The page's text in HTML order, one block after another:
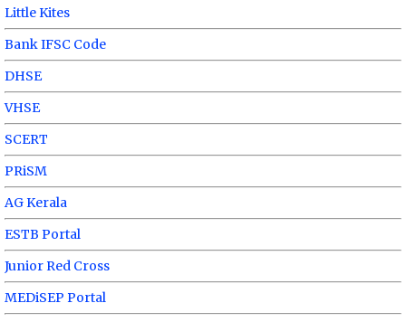
Little Kites
Bank IFSC Code
DHSE
VHSE
SCERT
PRiSM
AG Kerala
ESTB Portal
Junior Red Cross
MEDiSEP Portal